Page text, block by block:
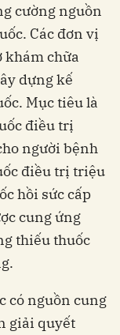
cường nguồn
Các đơn vị
khám chữa
dựng kế
Mục tiêu là
điều trị
người bệnh
điều trị triệu
hồi sức cấp
cung ứng
thiếu thuốc
có nguồn cung
giải quyết